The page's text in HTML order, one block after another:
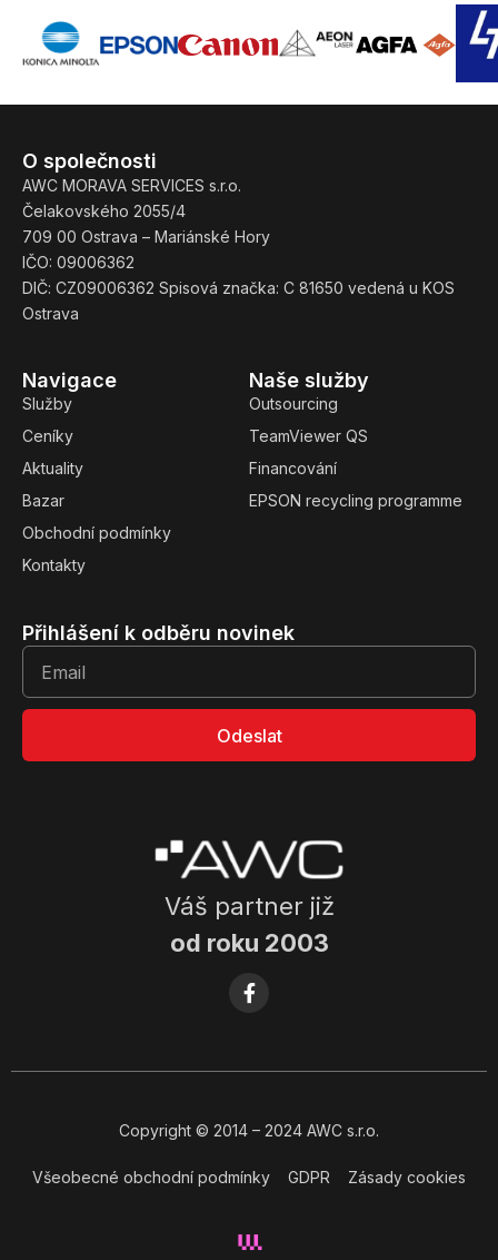
Váš partner již
od roku 2003
Naše služby
Outsourcing
TeamViewer QS
Financování
EPSON recycling programme
Navigace
Služby
Ceníky
Aktuality
Bazar
Obchodní podmínky
Kontakty
O společnosti
AWC MORAVA SERVICES s.r.o.
Čelakovského 2055/4
709 00 Ostrava – Mariánské Hory
IČO: 09006362
DIČ: CZ09006362 Spisová značka: C 81650 vedená u KOS
Ostrava
Přihlášení k odběru novinek
Odeslat
Copyright © 2014 – 2024 AWC s.r.o.
Všeobecné obchodní podmínky GDPR Zásady cookies